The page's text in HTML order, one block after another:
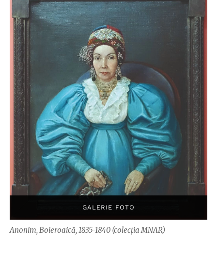
Anonim, Boieroaică, 1835-1840 (colecția MNAR)